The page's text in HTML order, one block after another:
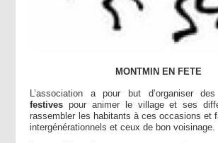
MONTMIN EN FETE
L’association a pour but d’organiser des
festives pour animer le village et ses
rassembler les habitants à ces occasions et
intergénérationnels et ceux de bon voisinage.